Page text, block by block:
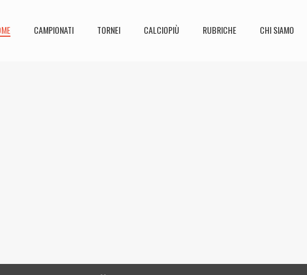
CAMPIONATI TORNEI CALCIOPIÙ RUBRICHE CHI SIAMO